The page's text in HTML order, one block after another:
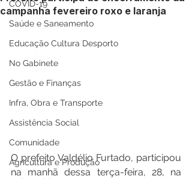
COVID-19
Saúde e Saneamento
Educação Cultura Desporto
No Gabinete
Gestão e Finanças
Infra, Obra e Transporte
Assistência Social
Comunidade
Agricultura e Produção
campanha fevereiro roxo e laranja
O prefeito Valdélio Furtado, participou
na manhã dessa terça-feira, 28, na